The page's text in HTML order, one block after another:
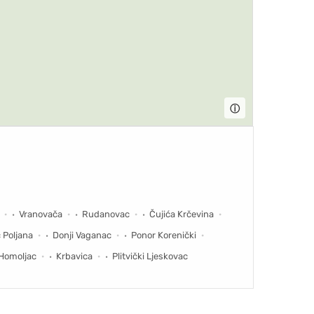
ⓘ
Vranovača Rudanovac
Čujića Krčevina
Poljana
Donji Vaganac
Ponor Korenički
Krbavica Plitvički Ljeskovac